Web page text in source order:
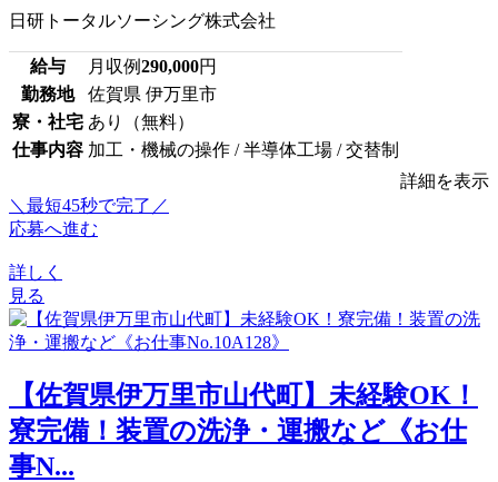
日研トータルソーシング株式会社
給与 月収例290,000円
勤務地
佐賀県 伊万里市
寮・社宅 あり（無料）
仕事内容 加工・機械の操作 / 半導体工場 / 交替制
詳細を表示
＼最短45秒で完了／
応募へ進む
詳しく
見る
【佐賀県伊万里市山代町】未経験OK！
寮完備！装置の洗浄・運搬など《お仕
事N...